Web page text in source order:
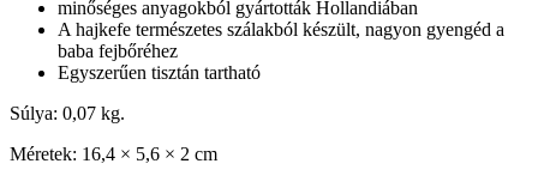
minőséges anyagokból gyártották Hollandiában
A hajkefe természetes szálakból készült, nagyon gyengéd a
baba fejbőréhez
Egyszerűen tisztán tartható
Súlya: 0,07 kg.
Méretek: 16,4 × 5,6 × 2 cm